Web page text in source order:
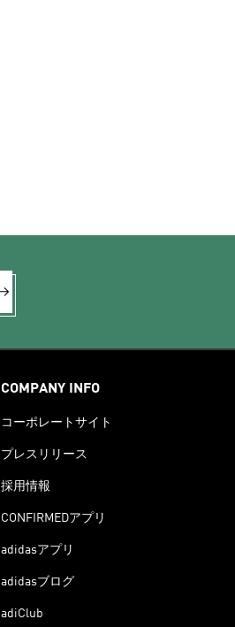
COMPANY INFO
コーポレートサイト
プレスリリース
採用情報
CONFIRMEDアプリ
adidasアプリ
adidasブログ
adiClub